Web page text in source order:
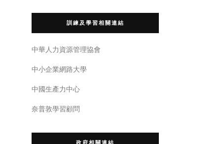
訓練及學習相關連結
中華人力資源管理協會
中小企業網路大學
中國生產力中心
奈普敦學習顧問